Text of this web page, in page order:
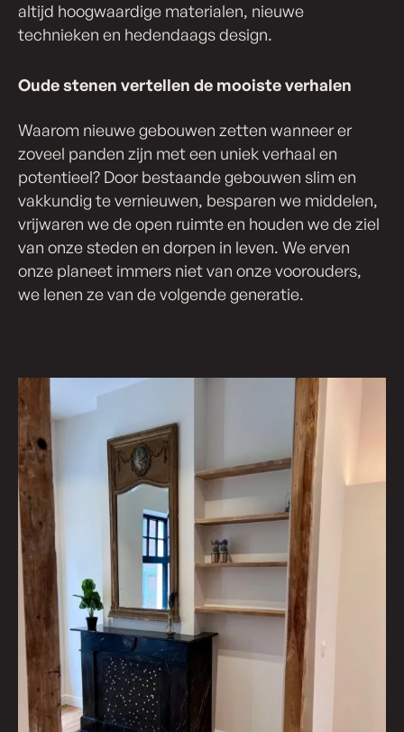
altijd hoogwaardige materialen, nieuwe
technieken en hedendaags design.
Oude stenen vertellen de mooiste verhalen
Waarom nieuwe gebouwen zetten wanneer er
zoveel panden zijn met een uniek verhaal en
potentieel? Door bestaande gebouwen slim en
vakkundig te vernieuwen, besparen we middelen,
vrijwaren we de open ruimte en houden we de ziel
van onze steden en dorpen in leven. We erven
onze planeet immers niet van onze voorouders,
we lenen ze van de volgende generatie.